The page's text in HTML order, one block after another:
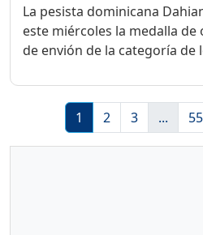
La pesista dominicana
este miércoles la medalla
de envión de la categoría de
1 2 3 ...